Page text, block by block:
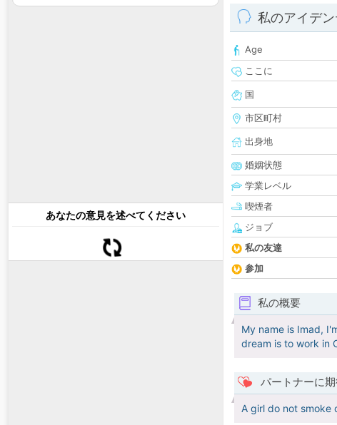
あなたの意見を述べてください
私のアイデン
Age
ここに
国
市区町村
出身地
婚姻状態
学業レベル
喫煙者
ジョブ
私の友達
参加
私の概要
My name is Imad,
dream is to work in
パートナーに
A girl do not smoke